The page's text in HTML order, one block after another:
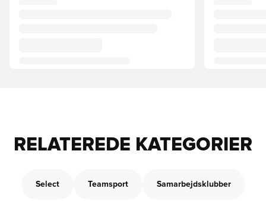
RELATEREDE KATEGORIER
Select Teamsport Samarbejdsklubber